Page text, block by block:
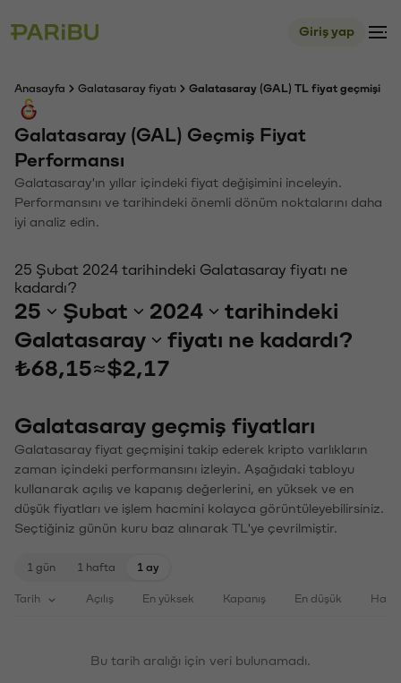
Giriş yap
Anasayfa Galatasaray fiyatı Galatasaray (GAL) TL fiyat geçmişi
Galatasaray (GAL) Geçmiş Fiyat
Performansı
Galatasaray'ın yıllar içindeki fiyat değişimini inceleyin.
Performansını ve tarihindeki önemli dönüm noktalarını daha
iyi analiz edin.
25 Şubat 2024 tarihindeki Galatasaray fiyatı ne
kadardı?
25 Şubat 2024
tarihindeki
Galatasaray
fiyatı ne kadardı?
₺68,15≈$2,17
Galatasaray geçmiş fiyatları
Galatasaray fiyat geçmişini takip ederek kripto varlıkların
zaman içindeki performansını izleyin. Aşağıdaki tabloyu
kullanarak açılış ve kapanış değerlerini, en yüksek ve en
düşük fiyatları ve işlem hacmini kolayca görüntüleyebilirsiniz.
Seçtiğiniz günün kuru baz alınarak TL'ye çevrilmiştir.
1 gün 1 hafta 1 ay
Tarih Açılış En yüksek Kapanış En düşük
Bu tarih aralığı için veri bulunamadı.